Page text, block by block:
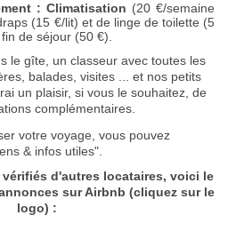
: Climatisation (20 €/semaine
(15 €/lit) et de linge de toilette (5
de séjour (50 €).
le gîte, un classeur avec toutes les
balades, visites ... et nos petits
un plaisir, si vous le souhaitez, de
complémentaires.
votre voyage, vous pouvez
& infos utiles".
d'autres locataires, voici le
sur Airbnb (cliquez sur le
logo) :